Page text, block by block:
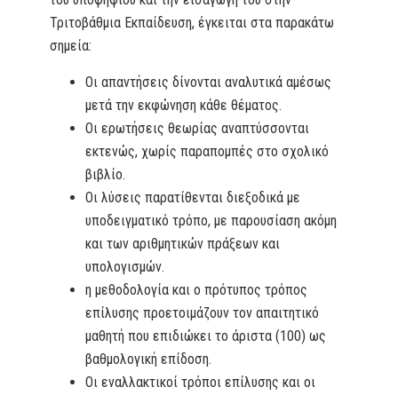
Τριτοβάθμια Εκπαίδευση, έγκειται στα παρακάτω
σημεία:
Οι απαντήσεις δίνονται αναλυτικά αμέσως
μετά την εκφώνηση κάθε θέματος.
Οι ερωτήσεις θεωρίας αναπτύσσονται
εκτενώς, χωρίς παραπομπές στο σχολικό
βιβλίο.
Οι λύσεις παρατίθενται διεξοδικά με
υποδειγματικό τρόπο, με παρουσίαση ακόμη
και των αριθμητικών πράξεων και
υπολογισμών.
η μεθοδολογία και ο πρότυπος τρόπος
επίλυσης προετοιμάζουν τον απαιτητικό
μαθητή που επιδιώκει το άριστα (100) ως
βαθμολογική επίδοση.
Οι εναλλακτικοί τρόποι επίλυσης και οι